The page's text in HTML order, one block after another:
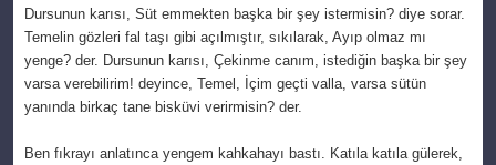
Dursunun karısı, Süt emmekten başka bir şey istermisin? diye sorar.
Temelin gözleri fal taşı gibi açılmıştır, sıkılarak, Ayıp olmaz mı
yenge? der. Dursunun karısı, Çekinme canım, istediğin başka bir şey
varsa verebilirim! deyince, Temel, İçim geçti valla, varsa sütün
yanında birkaç tane bisküvi verirmisin? der.
Ben fıkrayı anlatınca yengem kahkahayı bastı. Katıla katıla gülerek,